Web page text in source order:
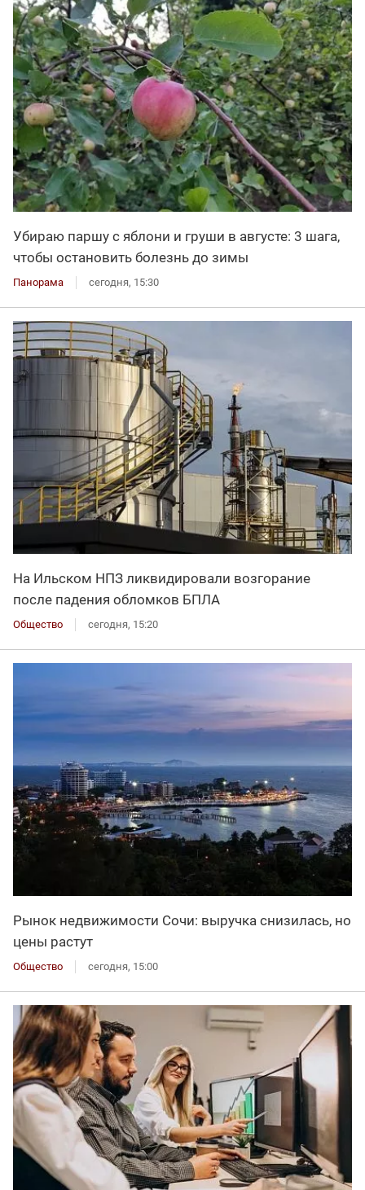
Убираю паршу с яблони и груши в августе: 3 шага,
чтобы остановить болезнь до зимы
Панорама сегодня, 15:30
На Ильском НПЗ ликвидировали возгорание
после падения обломков БПЛА
Общество сегодня, 15:20
Рынок недвижимости Сочи: выручка снизилась, но
цены растут
Общество сегодня, 15:00